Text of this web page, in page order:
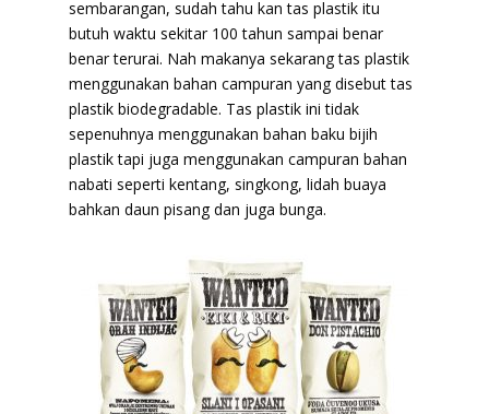
sembarangan, sudah tahu kan tas plastik itu
butuh waktu sekitar 100 tahun sampai benar
benar terurai. Nah makanya sekarang tas plastik
menggunakan bahan campuran yang disebut tas
plastik biodegradable. Tas plastik ini tidak
sepenuhnya menggunakan bahan baku bijih
plastik tapi juga menggunakan campuran bahan
nabati seperti kentang, singkong, lidah buaya
bahkan daun pisang dan juga bunga.